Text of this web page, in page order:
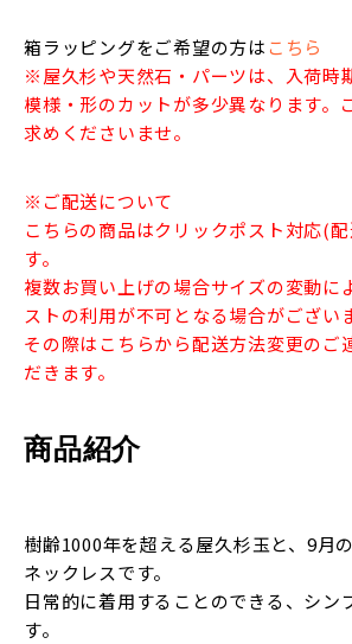
箱ラッピングをご希望の方はこちら
※屋久杉や天然石・パーツは、入荷時
模様・形のカットが多少異なります。
求めくださいませ。
※ご配送について
こちらの商品はクリックポスト対応(
す。
複数お買い上げの場合サイズの変動に
ストの利用が不可となる場合がござい
その際はこちらから配送方法変更のご
だきます。
商品紹介
樹齢1000年を超える屋久杉玉と、9月
ネックレスです。
日常的に着用することのできる、シン
す。